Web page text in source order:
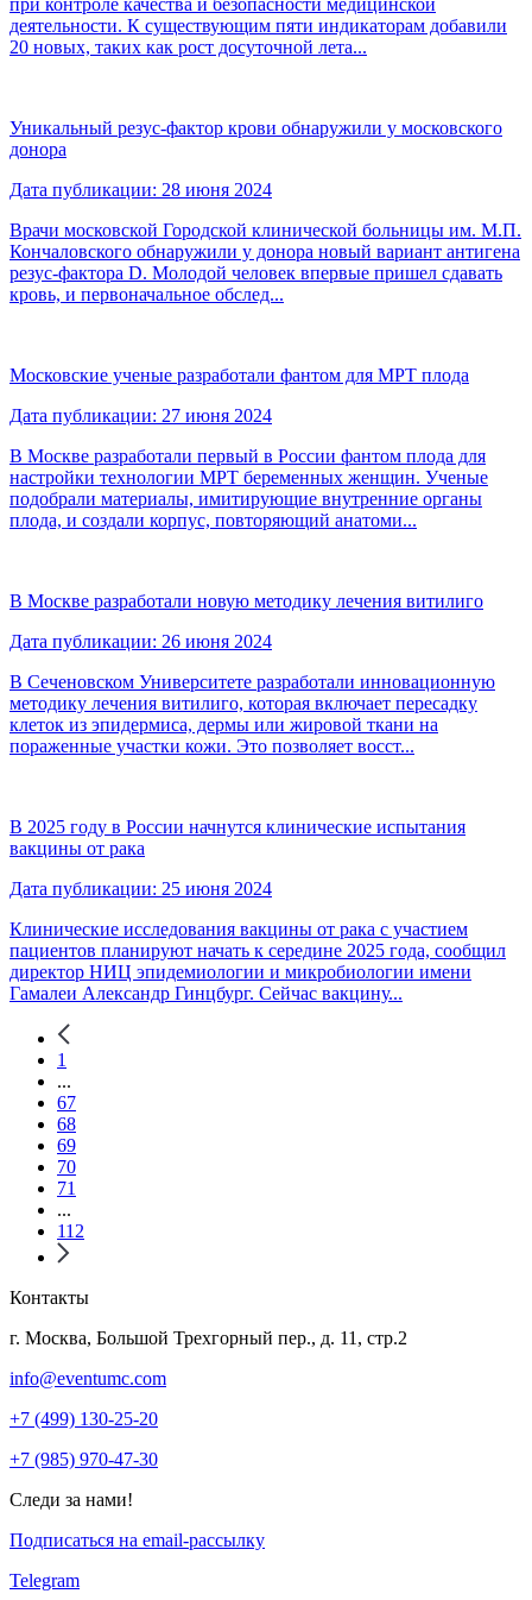
при контроле качества и безопасности медицинской
деятельности. К существующим пяти индикаторам добавили
20 новых, таких как рост досуточной лета...
Уникальный резус-фактор крови обнаружили у московского
донора
Дата публикации: 28 июня 2024
Врачи московской Городской клинической больницы им. М.П.
Кончаловского обнаружили у донора новый вариант антигена
резус-фактора D. Молодой человек впервые пришел сдавать
кровь, и первоначальное обслед...
Московские ученые разработали фантом для МРТ плода
Дата публикации: 27 июня 2024
В Москве разработали первый в России фантом плода для
настройки технологии МРТ беременных женщин. Ученые
подобрали материалы, имитирующие внутренние органы
плода, и создали корпус, повторяющий анатоми...
В Москве разработали новую методику лечения витилиго
Дата публикации: 26 июня 2024
В Сеченовском Университете разработали инновационную
методику лечения витилиго, которая включает пересадку
клеток из эпидермиса, дермы или жировой ткани на
пораженные участки кожи. Это позволяет восст...
В 2025 году в России начнутся клинические испытания
вакцины от рака
Дата публикации: 25 июня 2024
Клинические исследования вакцины от рака с участием
пациентов планируют начать к середине 2025 года, сообщил
директор НИЦ эпидемиологии и микробиологии имени
Гамалеи Александр Гинцбург. Сейчас вакцину...
1
...
67
68
69
70
71
...
112
Контакты
г. Москва, Большой Трехгорный пер., д. 11, стр.2
info@eventumc.com
+7 (499) 130-25-20
+7 (985) 970-47-30
Следи за нами!
Подписаться на email-рассылку
Telegram